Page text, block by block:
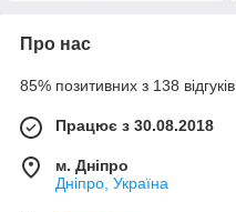
Про нас
85% позитивних з 138 відгуків
Працює з 30.08.2018
м. Дніпро
Дніпро, Україна